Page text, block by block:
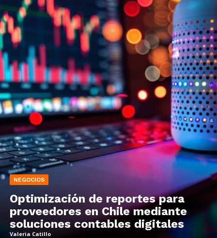
NEGOCIOS
Optimización de reportes para
proveedores en Chile mediante
soluciones contables digitales
Valeria Catillo